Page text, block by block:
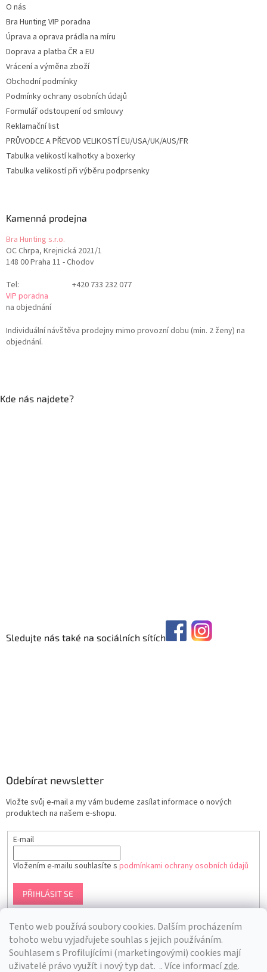
Tento web používá soubory cookies. Dalším procházením
tohoto webu vyjadřujete souhlas s jejich používáním.
Souhlasem s Profilujícími (marketingovými) cookies mají
uživatelé právo využít i nový typ dat. .. Více informacízde.
O nás
Bra Hunting VIP poradna
Úprava a oprava prádla na míru
Doprava a platba ČR a EU
Vrácení a výměna zboží
Obchodní podmínky
Podmínky ochrany osobních údajů
Formulář odstoupení od smlouvy
Reklamační list
PRŮVODCE A PŘEVOD VELIKOSTÍ EU/USA/UK/AUS/FR
Tabulka velikostí kalhotky a boxerky
Tabulka velikostí při výběru podprsenky
Kamenná prodejna
Bra Hunting s.r.o.
OC Chrpa, Krejnická 2021/1
148 00 Praha 11 - Chodov
Tel:
+420 733 232 077
VIP poradna
na objednání
Individuální návštěva prodejny mimo provozní dobu (min. 2 ženy) na
objednání.
Kde nás najdete?
Sledujte nás také na sociálních sítích
Odebírat newsletter
Vložte svůj e-mail a my vám budeme zasílat informace o nových
produktech na našem e-shopu.
E-mail
Vložením e-mailu souhlasíte s podmínkami ochrany osobních údajů
PŘIHLÁSIT SE